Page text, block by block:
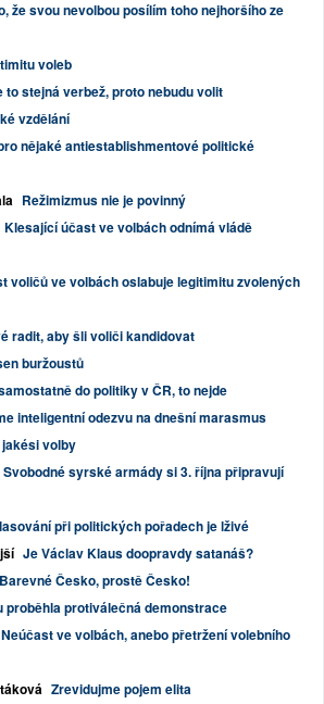
že svou nevolbou posílím toho nejhoršího ze
voleb
to stejná verbež, proto nebudu volit
vzdělání
nějaké antiestablishmentové politické
Režimizmus nie je povinný
Klesající účast ve volbách odnímá vládě
voličů ve volbách oslabuje legitimitu zvolených
radit, aby šli voliči kandidovat
buržoustů
do politiky v ČR, to nejde
inteligentní odezvu na dnešní marasmus
volby
syrské armády si 3. října připravují
při politických pořadech je lživé
Je Václav Klaus doopravdy satanáš?
Barevné Česko, prostě Česko!
proběhla protiválečná demonstrace
Neúčast ve volbách, anebo přetržení volebního
Zrevidujme pojem elita